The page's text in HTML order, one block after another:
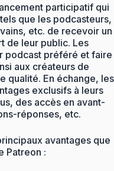
participatif qui
que les podcasteurs,
etc. de recevoir un
de leur public. Les
podcast préféré et faire
aux créateurs de
qualité. En échange, les
exclusifs à leurs
des accès en avant-
réponses, etc.
avantages que
Patreon :